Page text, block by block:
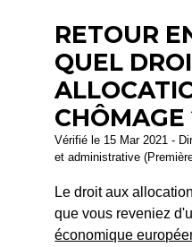
RETOUR
QUEL
CHÔMAGE
Vérifié le 15 Mar 2021 -
et administrative
Le droit aux
que vous reveniez
économique